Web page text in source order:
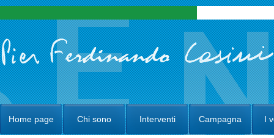
Home page Chi sono Interventi Campagna I